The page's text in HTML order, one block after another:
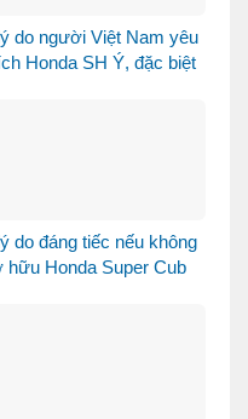
do người Việt Nam yêu
Honda SH Ý, đặc biệt
do đáng tiếc nếu không
hữu Honda Super Cub